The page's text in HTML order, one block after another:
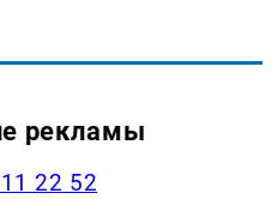
рекламы
22 52